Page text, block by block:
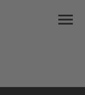
menu